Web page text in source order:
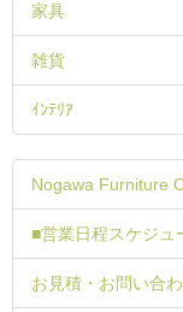
家具
雑貨
ｲﾝﾃﾘｱ
Nogawa Furniture
■営業日程スケジュ
お見積・お問い合